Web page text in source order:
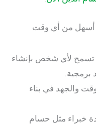
أي وقت
شخص بإنشاء
في بناء
مثل حسام